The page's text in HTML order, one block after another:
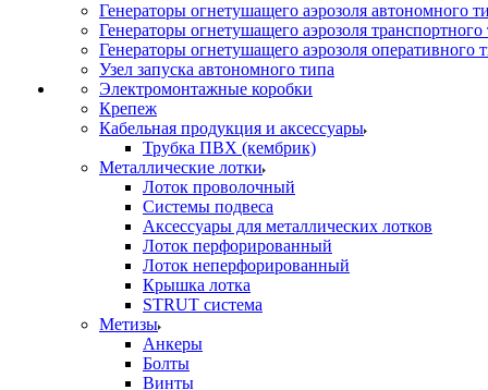
Генераторы огнетушащего аэрозоля автономного
Генераторы огнетушащего аэрозоля транспортного
Генераторы огнетушащего аэрозоля оперативного
Узел запуска автономного типа
Электромонтажные коробки
Крепеж
Кабельная продукция и аксессуары
Трубка ПВХ (кембрик)
Металлические лотки
Лоток проволочный
Системы подвеса
Аксессуары для металлических лотков
Лоток перфорированный
Лоток неперфорированный
Крышка лотка
STRUT система
Метизы
Анкеры
Болты
Винты